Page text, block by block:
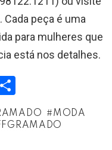
Cada peça é uma
para mulheres que
está nos detalhes.
h
ar
MODA